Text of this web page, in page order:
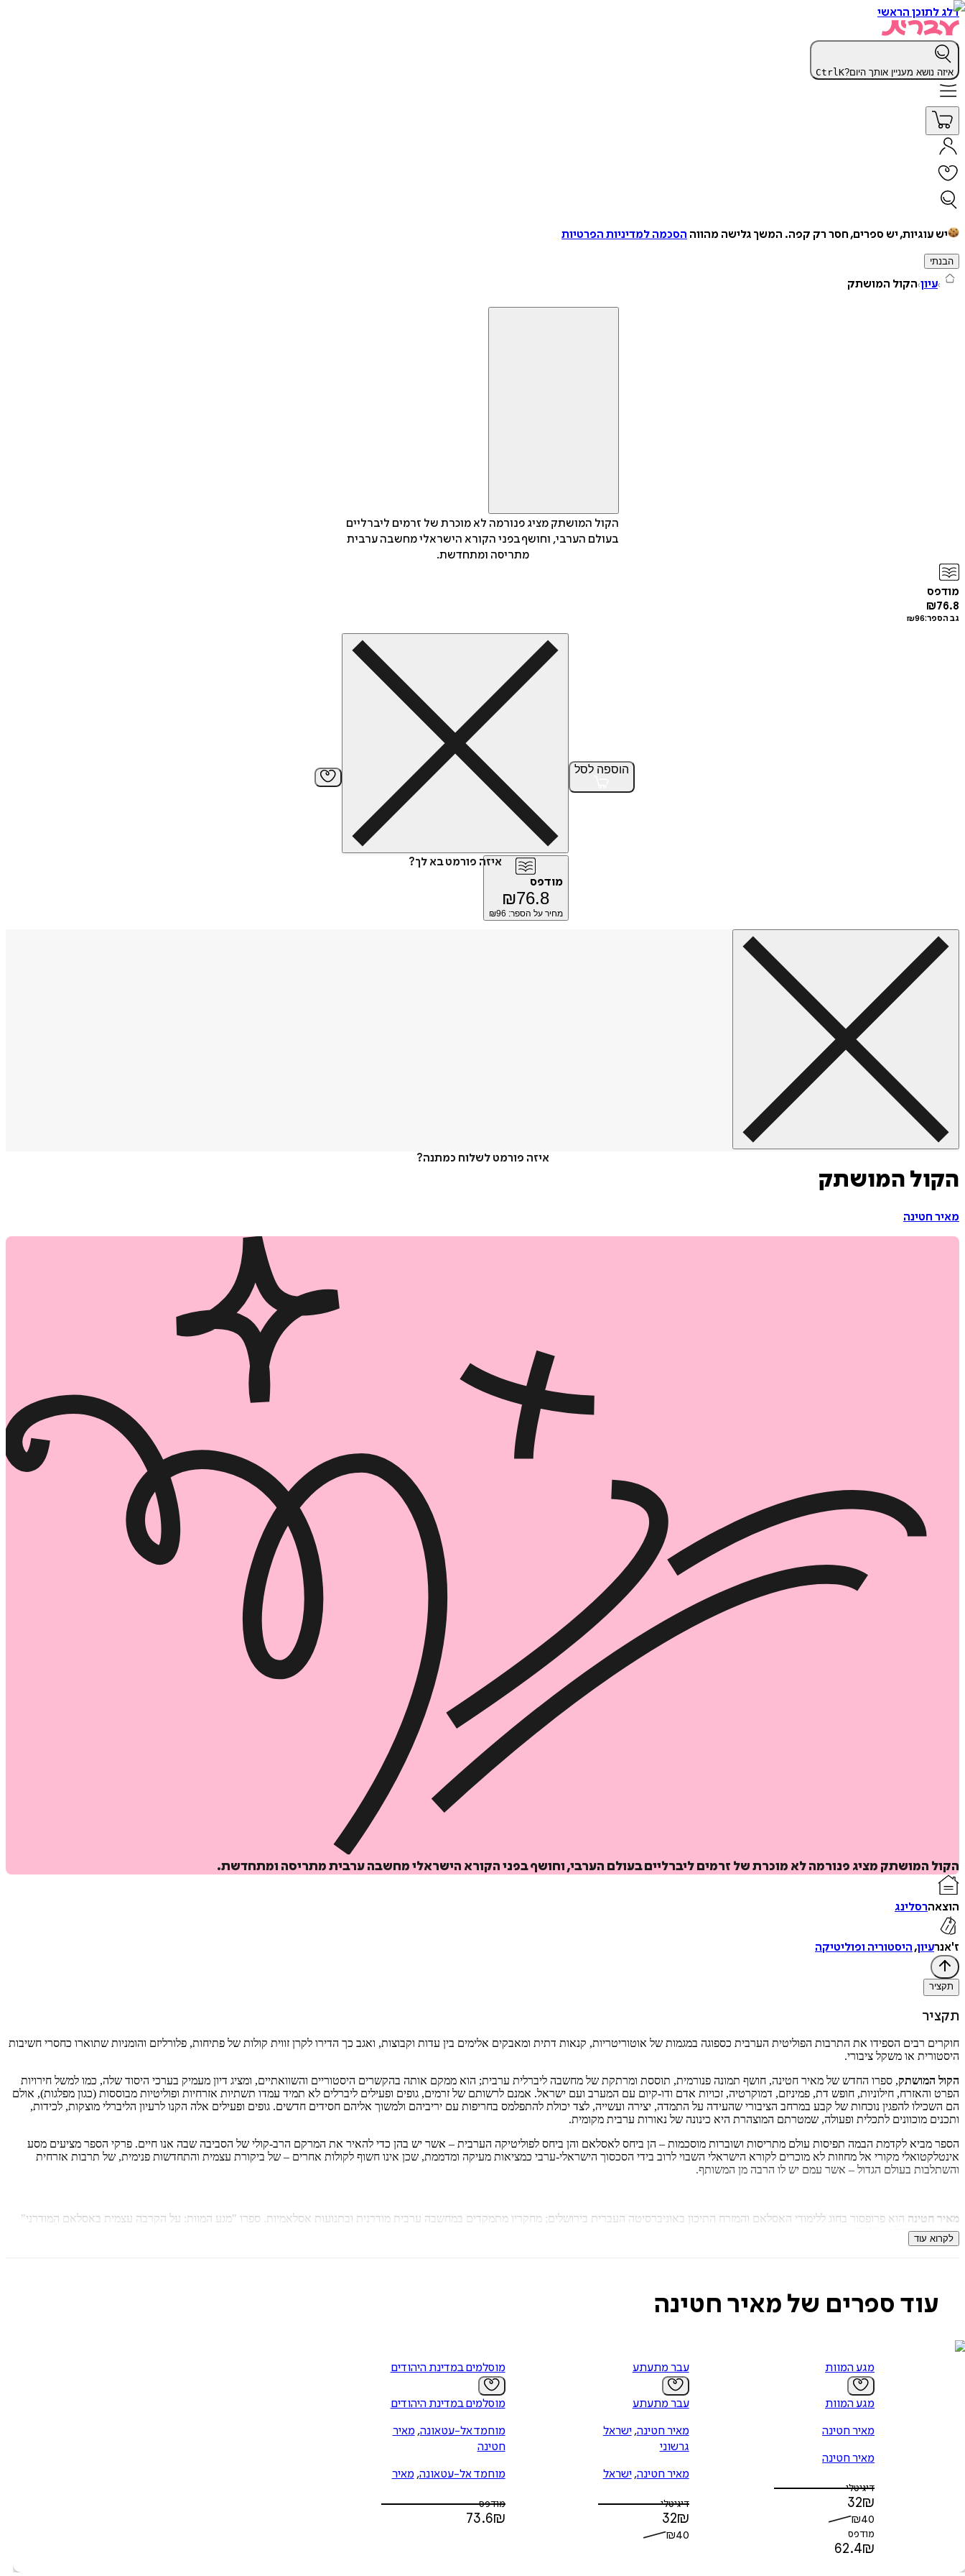
דלג לתוכן הראשי
איזה נושא מעניין אותך היום? CtrlK
יש עוגיות, יש ספרים, חסר רק קפה. המשך גלישה מהווה הסכמה למדיניות הפרטיות
הבנתי
עיון הקול המושתק
הקול המושתק מציג פנורמה לא מוכרת של זרמים ליברליים
בעולם הערבי, וחושף בפני הקורא הישראלי מחשבה ערבית
מתריסה ומתחדשת.
מודפס
₪76.8
גב הספר: ₪96
הוספה לסל
איזה פורמט בא לך?
מודפס
₪76.8
מחיר על הספר: ₪ 96
איזה פורמט לשלוח כמתנה?
הוספה לסל
איזה פורמט בא לך?
מודפס
₪76.8
מחיר על הספר: ₪ 96
הקול המושתק
מאיר חטינה
הקול המושתק מציג פנורמה לא מוכרת של זרמים ליברליים בעולם הערבי, וחושף בפני הקורא הישראלי מחשבה ערבית מתריסה ומתחדשת.
הוצאהרסלינג
ז'אנרעיון,היסטוריה ופוליטיקה
תקציר
תקציר
חוקרים רבים הספידו את התרבות הפוליטית הערבית כספוגה במגמות של אוטוריטריות, קנאות דתית ומאבקים אלימים בין עדות וקבוצות, ואגב כך הדירו לקרן זווית קולות של פתיחות, פלורליזם והומניות שתוארו כחסרי חשיבות
היסטורית או משקל ציבורי.
הקול המושתק, ספרו החדש של מאיר חטינה, חושף תמונה פנורמית, תוססת ומרתקת של מחשבה ליברלית ערבית; הוא ממקם אותה בהקשרים היסטוריים והשוואתיים, ומציג דיון מעמיק בערכי היסוד שלה, כמו למשל חירויות
הפרט והאזרח, חילוניות, חופש דת, פמיניזם, דמוקרטיה, זכויות אדם ודו-קיום עם המערב ועם ישראל. אמנם לרשותם של זרמים, גופים ופעילים ליברלים לא תמיד עמדו תשתיות אזרחיות ופוליטיות מבוססות (כגון מפלגות), אולם
הם השכילו להפגין נוכחות של קבע במרחב הציבורי שהעידה על התמדה, יצירה ועשייה, לצד יכולת להתפלמס בחריפות עם יריביהם ולמשוך אליהם חסידים חדשים. גופים ופעילים אלה הקנו לרעיון הליברלי מוצקות, לכידות,
ותכנים מוכוונים לתכלית ופעולה, שמטרתם המוצהרת היא כינונה של נאורות ערבית מקומית.
הספר מביא לקדמת הבמה תפיסות עולם מתריסות ושוברות מוסכמות – הן ביחס לאסלאם והן ביחס לפוליטיקה הערבית – אשר יש בהן כדי להאיר את המרקם הרב-קולי של הסביבה שבה אנו חיים. פרקי הספר מציעים מסע
אינטלקטואלי מקורי אל מחוזות לא מוכרים לקורא הישראלי השבוי לרוב בידי הסכסוך הישראלי-ערבי כמציאות מעיקה ומדממת, שכן אינו חשוף לקולות אחרים – של ביקורת עצמית והתחדשות פנימית, של תרבות אזרחית
והשתלבות בעולם הגדול – אשר עמם יש לו הרבה מן המשותף.
מאיר חטינה הוא פרופסור בחוג ללימודי האסלאם והמזרח התיכון באוניברסיטה העברית בירושלים; מחקריו מתמקדים במחשבה ערבית מודרנית ובתנועות אסלאמיות. ספרו "מגע המוות: על הקרבה עצמית באסלאם המודרני"
ראה אור ברסלינג (2016).
לקרוא עוד
עוד ספרים של מאיר חטינה
מגע המוות
מגע המוות
מאיר חטינה
מאיר חטינה
דיגיטלי
32₪
₪40
מודפס
62.4₪
עבר מתעתע
עבר מתעתע
מאיר חטינה,ישראל
גרשוני
מאיר חטינה,ישראל
דיגיטלי
32₪
₪40
מוסלמים במדינת היהודים
מוסלמים במדינת היהודים
מוחמד אל-עטאונה, מאיר
חטינה
מוחמד אל-עטאונה, מאיר
מודפס
73.6₪